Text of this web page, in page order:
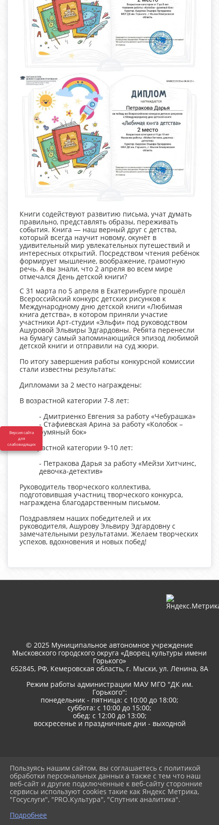
Версия сайта
для
слабовидящих
Книги содействуют развитию письма, учат думать
правильно, представлять образы, переживать
события. Книга — наш верный друг с детства,
который всегда научит новому, окунёт в
удивительный мир увлекательных путешествий и
интересных открытий. Посредством чтения ребёнок
формирует мышление, воображение, грамотную
речь. А вы знали, что 2 апреля во всем мире
отмечался День детской книги?
С 31 марта по 5 апреля в Екатеринбурге прошёл
Всероссийский конкурс детских рисунков к
Международному дню детской книги «Любимая
книга детства», в котором приняли участие
участники Арт-студии «Эльфи» под руководством
Ашуровой Эльвиры Эдгардовны. Ребята перенесли
на бумагу самый запоминающийся эпизод любимой
детской книги и отправили на суд жюри.
По итогу завершения работы конкурсной комиссии
стали известны результаты:
Дипломами за 2 место награждены:
В возрастной категории 7-8 лет:
- Дмитриенко Евгения за работу «Чебурашка»
- Стафиевская Арина за работу «Колобок –
румяный бок»
В возрастной категории 9-10 лет:
- Петракова Дарья за работу «Мейзи Хитчинс,
девочка-детектив»
Руководитель творческого коллектива,
подготовившая участниц творческого конкурса,
награждена благодарственным письмом.
Поздравляем наших победителей и их
руководителя, Ашурову Эльвиру Эдгардовну с
замечательными результатами. Желаем творческих
успехов, вдохновения и новых побед!
© 2025 Муниципальное автономное учреждение
Мысковского городского округа «Дворец культуры имени
Горького»
652845, РФ, Кемеровская область, г. Мыски, ул. Ленина, 8A
Режим работы администрации МАУ МГО "ДК им.
Горького":
понедельник - пятница: с 10:00 до 18:00;
суббота: с 10:00 до 15:00;
обед: с 12:00 до 13:00;
воскресенье и праздничные дни - выходной
2026 г. дкгорького.рф
Вход
Карта сайта
Политика обработки персональных данных
Сделано на KubCMS
Разработка и поддержка
Пользуясь нашим сайтом, вы соглашаетесь с политикой
обработки персональных данных а также с тем что наш
веб-сайт и другие подключенные к веб-сайту сторонние
сервисы используют cookies такие как Яндекс Метрика,
"Госуслуги", "PRO.Культура", "Спутник аналитика".
Подробнее